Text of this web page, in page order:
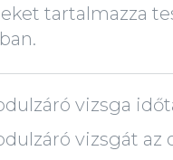
tartalmazza
vizsga
vizsgát az